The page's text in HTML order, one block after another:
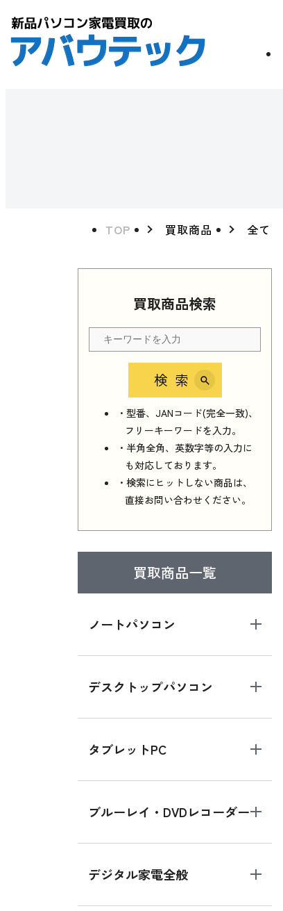
TOP 買取商品 全て
買取商品検索
検索
・型番、JANコード(完全一致)、
フリーキーワードを入力。
・半角全角、英数字等の入力に
も対応しております。
・検索にヒットしない商品は、
直接お問い合わせください。
買取商品一覧
ノートパソコン
デスクトップパソコン
タブレットPC
ブルーレイ・DVDレコーダー
デジタル家電全般